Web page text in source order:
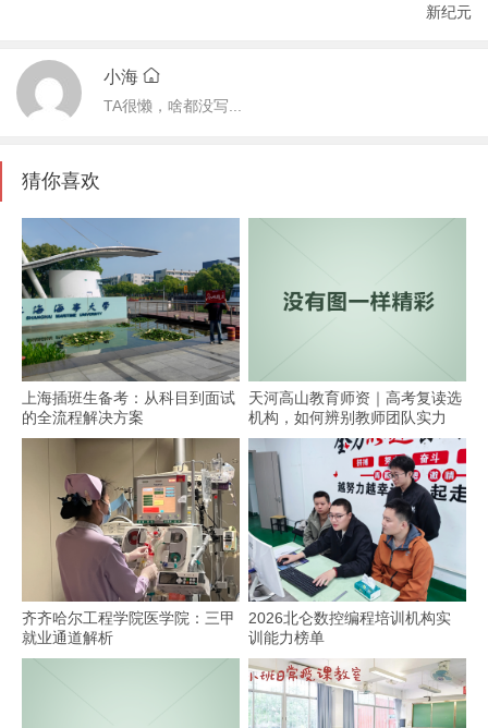
新纪元
小海
TA很懒，啥都没写...
猜你喜欢
上海插班生备考：从科目到面试
的全流程解决方案
天河高山教育师资｜高考复读选
机构，如何辨别教师团队实力
齐齐哈尔工程学院医学院：三甲
就业通道解析
2026北仑数控编程培训机构实
训能力榜单